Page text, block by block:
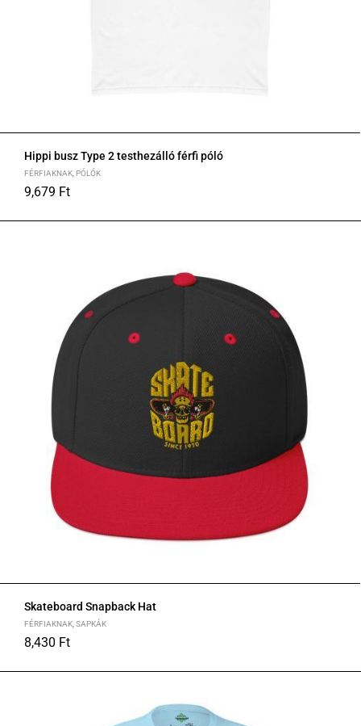
Hippi busz Type 2 testhezálló férfi póló
FÉRFIAKNAK, PÓLÓK
9,679 Ft
Skateboard Snapback Hat
FÉRFIAKNAK,SAPKÁK
8,430 Ft